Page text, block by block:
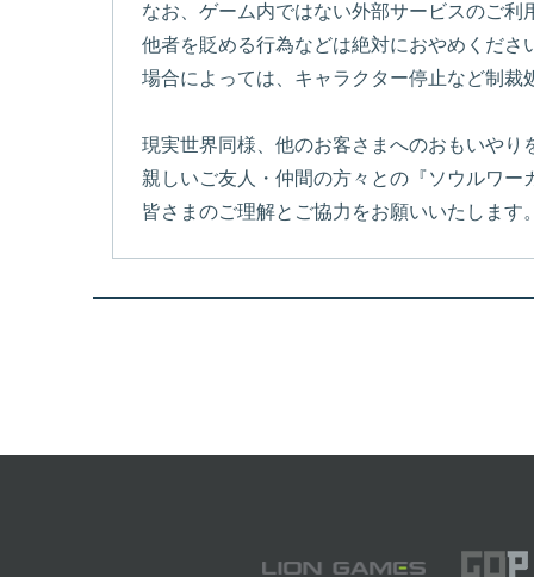
なお、ゲーム内ではない外部サービスのご
他者を貶める行為などは絶対におやめくださ
場合によっては、キャラクター停止など制裁
現実世界同様、他のお客さまへのおもいやり
親しいご友人・仲間の方々との『ソウルワ
皆さまのご理解とご協力をお願いいたします